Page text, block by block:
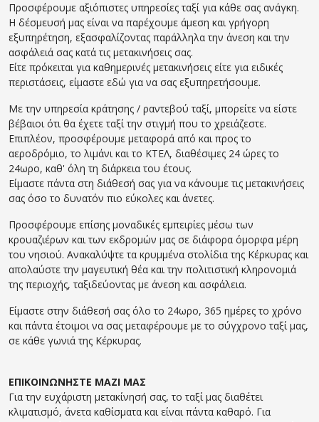
Προσφέρουμε αξιόπιστες υπηρεσίες ταξί για κάθε σας ανάγκη.
Η δέσμευσή μας είναι να παρέχουμε άμεση και γρήγορη
εξυπηρέτηση, εξασφαλίζοντας παράλληλα την άνεση και την
ασφάλειά σας κατά τις μετακινήσεις σας.
Είτε πρόκειται για καθημερινές μετακινήσεις είτε για ειδικές
περιστάσεις, είμαστε εδώ για να σας εξυπηρετήσουμε.
Με την υπηρεσία κράτησης / ραντεβού ταξί, μπορείτε να είστε
βέβαιοι ότι θα έχετε ταξί την στιγμή που το χρειάζεστε.
Επιπλέον, προσφέρουμε μεταφορά από και προς το
αεροδρόμιο, το λιμάνι και το ΚΤΕΛ, διαθέσιμες 24 ώρες το
24ωρο, καθ' όλη τη διάρκεια του έτους.
Είμαστε πάντα στη διάθεσή σας για να κάνουμε τις μετακινήσεις
σας όσο το δυνατόν πιο εύκολες και άνετες.
Προσφέρουμε επίσης μοναδικές εμπειρίες μέσω των
κρουαζιέρων και των εκδρομών μας σε διάφορα όμορφα μέρη
του νησιού. Ανακαλύψτε τα κρυμμένα στολίδια της Κέρκυρας και
απολαύστε την μαγευτική θέα και την πολιτιστική κληρονομιά
της περιοχής, ταξιδεύοντας με άνεση και ασφάλεια.
Είμαστε στην διάθεσή σας όλο το 24ωρο, 365 ημέρες το χρόνο
και πάντα έτοιμοι να σας μεταφέρουμε με το σύγχρονο ταξί μας,
σε κάθε γωνιά της Κέρκυρας.
ΕΠΙΚΟΙΝΩΝΗΣΤΕ ΜΑΖΙ ΜΑΣ
Για την ευχάριστη μετακίνησή σας, το ταξί μας διαθέτει
κλιματισμό, άνετα καθίσματα και είναι πάντα καθαρό. Για